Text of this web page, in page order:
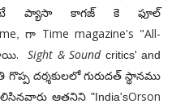
ప్యాసా కాగజ్ కె ఫూల్
, గా Time magazine's "All-
Sight & Soundcritics' and
దర్శకులలో గురుదత్ స్థానము
ఆతనిని"India'sOrson